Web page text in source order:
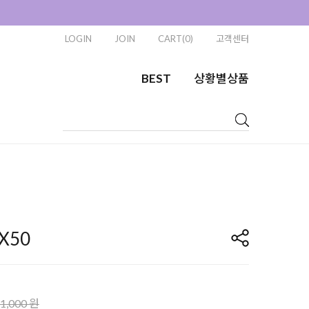
LOGIN JOIN CART(0) 고객센터
BEST 상황별상품
원